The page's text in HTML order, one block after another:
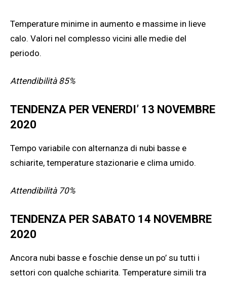
Temperature minime in aumento e massime in lieve
calo. Valori nel complesso vicini alle medie del
periodo.
Attendibilità 85%
TENDENZA PER VENERDI’ 13 NOVEMBRE
2020
Tempo variabile con alternanza di nubi basse e
schiarite, temperature stazionarie e clima umido.
Attendibilità 70%
TENDENZA PER SABATO 14 NOVEMBRE
2020
Ancora nubi basse e foschie dense un po’ su tutti i
settori con qualche schiarita. Temperature simili tra